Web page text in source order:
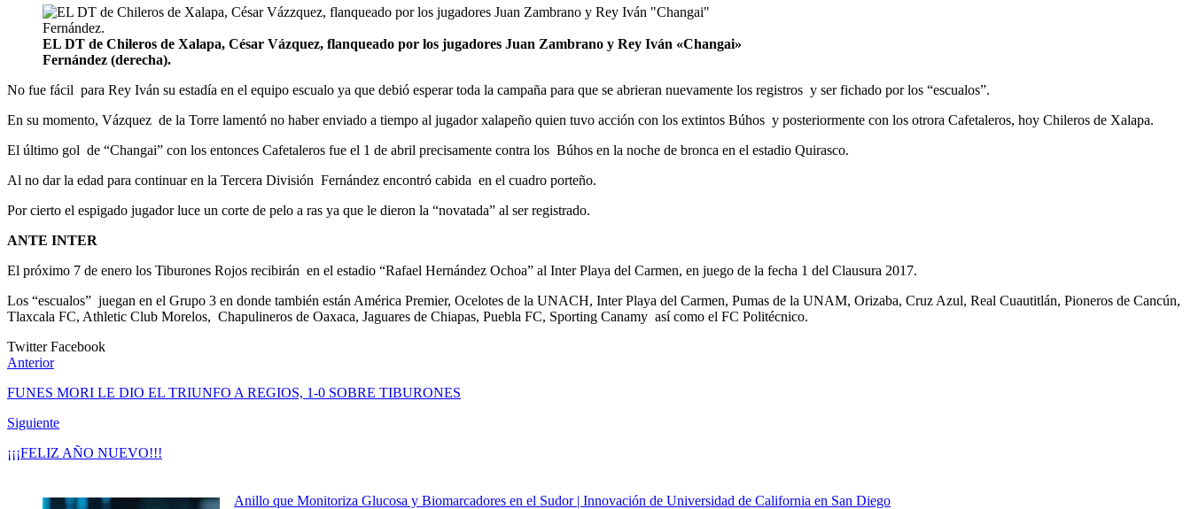
EL DT de Chileros de Xalapa, César Vázquez, flanqueado por los jugadores Juan Zambrano y Rey Iván «Changai»
Fernández (derecha).
No fue fácil para Rey Iván su estadía en el equipo escualo ya que debió esperar toda la campaña para que se abrieran nuevamente los registros y ser fichado por los “escualos”.
En su momento, Vázquez de la Torre lamentó no haber enviado a tiempo al jugador xalapeño quien tuvo acción con los extintos Búhos y posteriormente con los otrora Cafetaleros, hoy Chileros de Xalapa.
El último gol de “Changai” con los entonces Cafetaleros fue el 1 de abril precisamente contra los Búhos en la noche de bronca en el estadio Quirasco.
Al no dar la edad para continuar en la Tercera División Fernández encontró cabida en el cuadro porteño.
Por cierto el espigado jugador luce un corte de pelo a ras ya que le dieron la “novatada” al ser registrado.
ANTE INTER
El próximo 7 de enero los Tiburones Rojos recibirán en el estadio “Rafael Hernández Ochoa” al Inter Playa del Carmen, en juego de la fecha 1 del Clausura 2017.
Los “escualos” juegan en el Grupo 3 en donde también están América Premier, Ocelotes de la UNACH, Inter Playa del Carmen, Pumas de la UNAM, Orizaba, Cruz Azul, Real Cuautitlán, Pioneros de Cancún,
Tlaxcala FC, Athletic Club Morelos, Chapulineros de Oaxaca, Jaguares de Chiapas, Puebla FC, Sporting Canamy así como el FC Politécnico.
TwitterFacebook
Anterior
FUNES MORI LE DIO EL TRIUNFO A REGIOS, 1-0 SOBRE TIBURONES
Siguiente
¡¡¡FELIZ AÑO NUEVO!!!
Anillo que Monitoriza Glucosa y Biomarcadores en el Sudor | Innovación de Universidad de California en San Diego